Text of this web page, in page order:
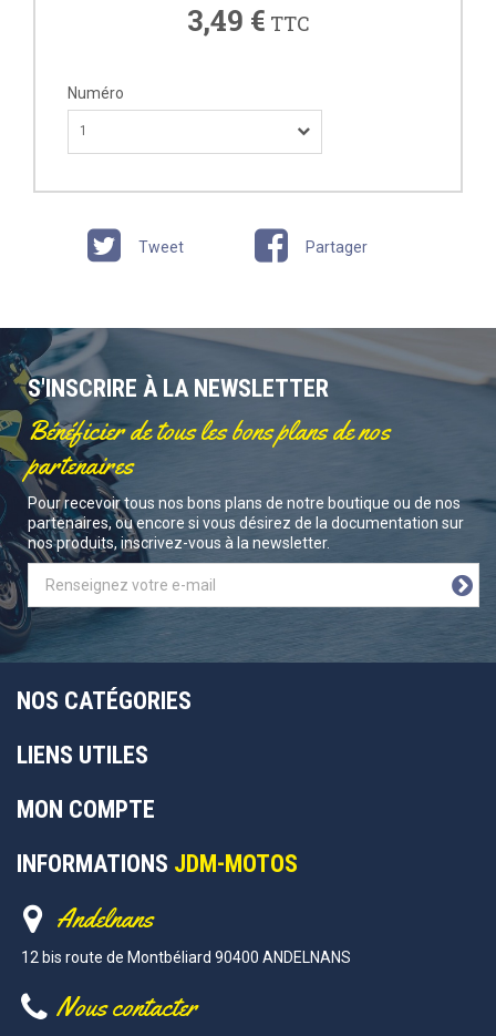
3,49 € TTC
Numéro
1
Tweet Partager
S'INSCRIRE À LA NEWSLETTER
Bénéficier de tous les bons plans de nos
partenaires
Pour recevoir tous nos bons plans de notre boutique ou de nos
partenaires, ou encore si vous désirez de la documentation sur
nos produits, inscrivez-vous à la newsletter.
NOS CATÉGORIES
LIENS UTILES
MON COMPTE
INFORMATIONS JDM-MOTOS
Andelnans
12 bis route de Montbéliard 90400 ANDELNANS
Nous contacter